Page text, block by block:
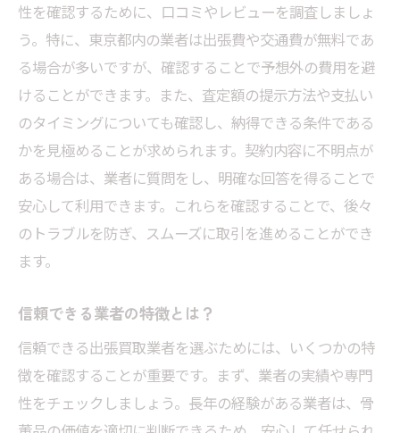
性を確認するために、口コミやレビューを調査しましょ
う。特に、東京都内の業者は出張費や交通費が無料であ
る場合が多いですが、確認することで予想外の費用を避
けることができます。また、査定額の提示方法や支払い
のタイミングについても確認し、納得できる条件である
かを見極めることが求められます。契約内容に不明点が
ある場合は、業者に質問をし、明確な回答を得ることで
安心して利用できます。これらを確認することで、後々
のトラブルを防ぎ、スムーズに取引を進めることができ
ます。
信頼できる業者の特徴とは？
信頼できる出張買取業者を選ぶためには、いくつかの特
徴を確認することが重要です。まず、業者の実績や専門
性をチェックしましょう。長年の経験がある業者は、骨